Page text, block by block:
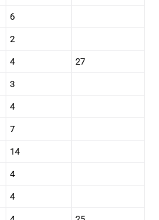
6
2
4 27
3
4
7
14
4
4